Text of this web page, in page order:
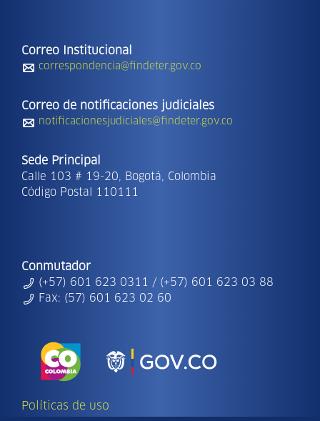
Correo Institucional
correspondencia@findeter.gov.co
Correo de notificaciones judiciales
notificacionesjudiciales@findeter.gov.co
Sede Principal
Calle 103 # 19-20, Bogotá, Colombia
Código Postal 110111
Conmutador
(+57) 601 623 0311 / (+57) 601 623 03 88
Fax: (57) 601 623 02 60
Políticas de uso